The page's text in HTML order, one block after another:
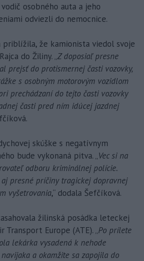
osobného auta a jeho
odviezli do nemocnice.
priblížila, že kamionista viedol svoje
do Žiliny. „Z doposiaľ presne
prejsť do protismernej časti vozovky,
s osobným motorovým vozidlom
prechádzaní do tejto časti vozovky
časti pred ním idúcej jazdnej
skúške s negatívnym
bude vykonaná pitva. „Vec si na
odboru kriminálnej polície.
presné príčiny tragickej dopravnej
vyšetrovania,“ dodala Šefčíková.
žilinská posádka leteckej
Transport Europe (ATE). „Po prílete
lekárka vysadená k nehode
a okamžite sa zapojila do